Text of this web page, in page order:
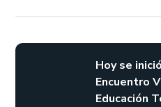
Hoy se
Encuentro
Educación